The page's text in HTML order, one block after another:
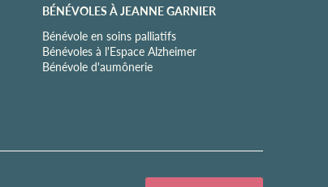
BÉNÉVOLES À JEANNE GARNIER
Bénévole en soins palliatifs
Bénévoles à l'Espace Alzheimer
Bénévole d'aumônerie